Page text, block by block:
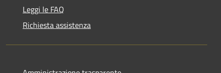
Leggi le FAQ
Richiesta assistenza